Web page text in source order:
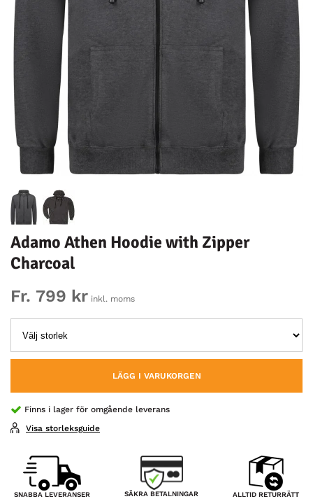
Adamo Athen Hoodie with Zipper
Charcoal
Fr. 799 kr inkl. moms
LÄGG I VARUKORGEN
Finns i lager för omgående leverans
Visa storleksguide
SNABBA LEVERANSER SÄKRA BETALNINGAR ALLTID RETURRÄTT